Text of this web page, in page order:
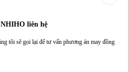
liên hệ
tôi sẽ gọi lại để tư vấn phương án may đồng